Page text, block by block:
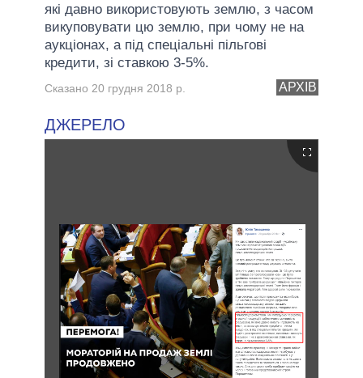
які давно використовують землю, з часом
викуповувати цю землю, при чому не на
аукціонах, а під спеціальні пільгові
кредити, зі ставкою 3-5%.
АРХІВ
Сказано 20 грудня 2018 р.
ДЖЕРЕЛО